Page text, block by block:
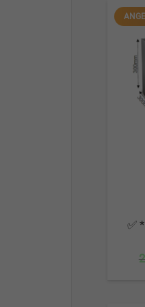
✅